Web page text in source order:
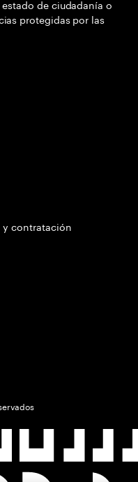
de ciudadanía o
protegidas por las
y contratación